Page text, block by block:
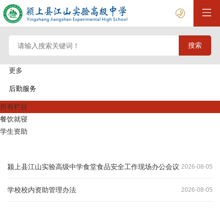
更多
后勤服务
所有栏目
餐饮就寝
学生资助
2026-08-05
颍上县江山实验高级中学食堂食品安全工作现场办公会议
2026-08-05
学校校内资助管理办法